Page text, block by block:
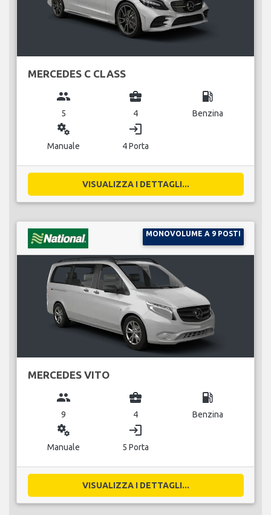
MERCEDES C CLASS
group
5
business_center
4
local_gas_station
Benzina
miscellaneous_services
Manuale
login
4 Porta
VISUALIZZA I DETTAGLI...
MONOVOLUME A 9 POSTI
MERCEDES VITO
group
9
business_center
4
local_gas_station
Benzina
miscellaneous_services
Manuale
login
5 Porta
VISUALIZZA I DETTAGLI...